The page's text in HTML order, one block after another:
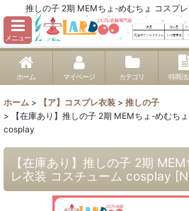
推しの子 2期 MEMちょ-めむちょ コスプ
メニュー
ホーム マイページ カテゴリ 特商
ホーム > 【ア】コスプレ衣装 > 推しの子
>
【在庫あり】推しの子 2期 MEMちょ-めむち
cosplay
【在庫あり】推しの子 2期
レ衣装 コスチューム cosplay [